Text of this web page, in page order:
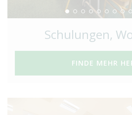
Schulungen,
FINDE MEHR